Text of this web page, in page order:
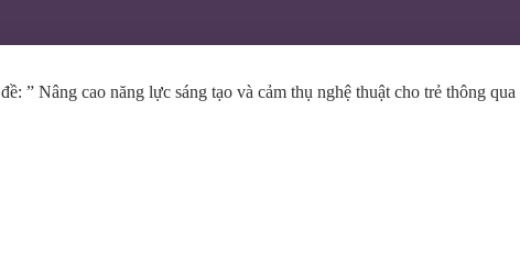
” Nâng cao năng lực sáng tạo và cảm thụ nghệ thuật cho trẻ thông